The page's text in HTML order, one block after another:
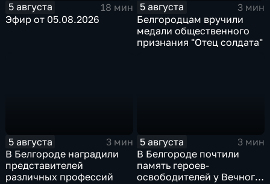
5 августа
18 мин
Эфир от 05.08.2026
5 августа
3 мин
Белгородцам вручили
медали общественного
признания "Отец солдата"
5 августа
3 мин
В Белгороде наградили
представителей
различных профессий
5 августа
3 мин
В Белгороде почтили
память героев-
освободителей у Вечного